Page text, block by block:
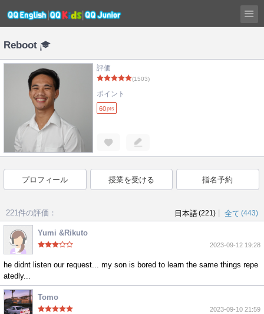
Reboot
評価
(1503)
ポイント
60pts
プロフィール 授業を受ける 指名予約
221件の評価： 日本語(221) 全て (443)
Yumi &Rikuto
2023-09-12 19:28
he didnt listen our request... my son is bored to learn the same things repe
atedly...
Tomo
2023-09-10 21:59